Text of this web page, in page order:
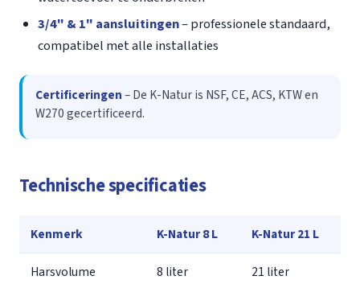
3/4" & 1" aansluitingen– professionele standaard,
compatibel met alle installaties
Certificeringen– De K-Natur is NSF, CE, ACS, KTW en
W270 gecertificeerd.
Technische specificaties
Kenmerk K-Natur 8 L K-Natur 21 L
Harsvolume 8 liter 21 liter